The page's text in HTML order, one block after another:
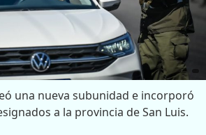
una nueva subunidad e incorporó
a la provincia de San Luis.